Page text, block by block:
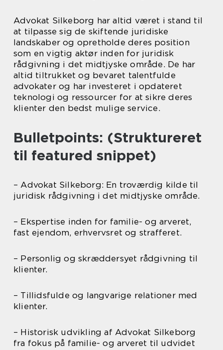
Advokat Silkeborg har altid været i stand til
at tilpasse sig de skiftende juridiske
landskaber og opretholde deres position
som en vigtig aktør inden for juridisk
rådgivning i det midtjyske område. De har
altid tiltrukket og bevaret talentfulde
advokater og har investeret i opdateret
teknologi og ressourcer for at sikre deres
klienter den bedst mulige service.
Bulletpoints: (Struktureret
til featured snippet)
– Advokat Silkeborg: En troværdig kilde til
juridisk rådgivning i det midtjyske område.
– Ekspertise inden for familie- og arveret,
fast ejendom, erhvervsret og strafferet.
– Personlig og skræddersyet rådgivning til
klienter.
– Tillidsfulde og langvarige relationer med
klienter.
– Historisk udvikling af Advokat Silkeborg
fra fokus på familie- og arveret til udvidet